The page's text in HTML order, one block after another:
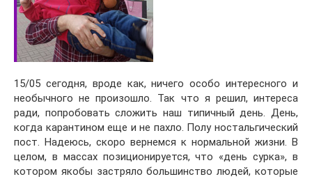
15/05 сегодня, вроде как, ничего особо интересного и
необычного не произошло. Так что я решил, интереса
ради, попробовать сложить наш типичный день. День,
когда карантином еще и не пахло. Полу ностальгический
пост. Надеюсь, скоро вернемся к нормальной жизни. В
целом, в массах позиционируется, что «день сурка», в
котором якобы застряло большинство людей, которые